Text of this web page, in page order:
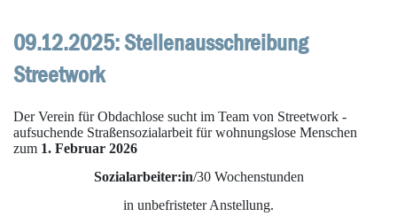
09.12.2025: Stellenausschreibung
Streetwork
Der Verein für Obdachlose sucht im Team von Streetwork -
aufsuchende Straßensozialarbeit für wohnungslose Menschen
zum 1. Februar 2026
Sozialarbeiter:in/30 Wochenstunden
in unbefristeter Anstellung.